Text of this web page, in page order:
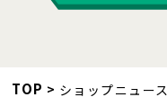
TOP ショップニュース